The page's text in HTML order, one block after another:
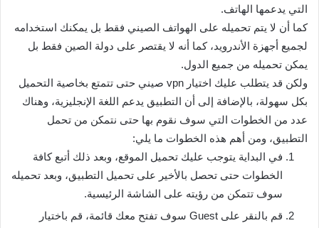
التي يدعمها الهاتف.
كما أن لا يتم تحميله على الهواتف الصيني فقط بل يمكنك استخدامه
لجميع أجهزة الأندرويد، كما أنه لا يقتصر على دولة الصين فقط بل
يمكن تحميله من جميع الدول.
ولكن قد يتطلب عليك اختيار vpn صيني حتى تتمتع بخاصية التحميل
بكل سهولة، بالإضافة إلى أن التطبيق يدعم اللغة الإنجليزية، وهناك
عدد من الخطوات التي سوف نقوم بها حتى نتمكن من تحمل
التطبيق، ومن أهم هذه الخطوات ما يلي:
في البداية يتوجب عليك تحميل الموقع، وبعد ذلك أتبع كافة
الخطوات حتى تحصل بالأخير على تحميل التطبيق، وبعد تحميله
سوف تتمكن من رؤيته على الشاشة الرئيسية.
قم بالنقر على Guest سوف تفتح معك قائمة، قم باختيار